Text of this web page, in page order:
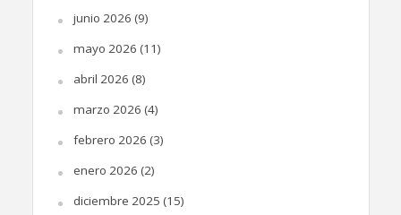
junio 2026 (9)
mayo 2026 (11)
abril 2026 (8)
marzo 2026 (4)
febrero 2026 (3)
enero 2026 (2)
diciembre 2025 (15)